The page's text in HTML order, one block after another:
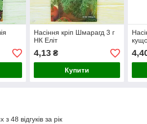
Насіння кріп Шмарагд 3 г
НК Еліт
4,13₴
Купити
48 відгуків за рік